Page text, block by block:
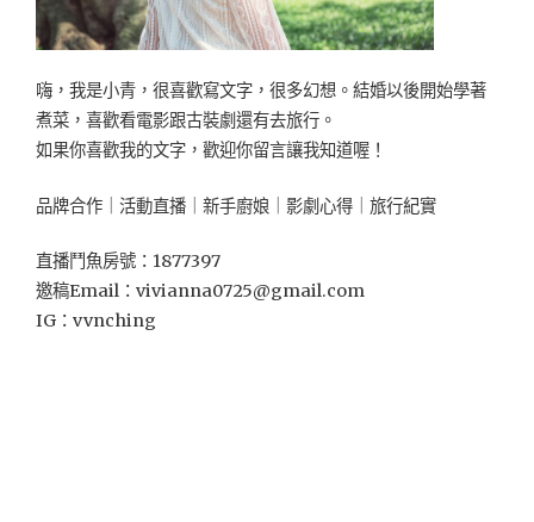
嗨，我是小青，很喜歡寫文字，很多幻想。結婚以後開始學著
煮菜，喜歡看電影跟古裝劇還有去旅行。
如果你喜歡我的文字，歡迎你留言讓我知道喔！
品牌合作｜活動直播｜新手廚娘｜影劇心得｜旅行紀實
直播鬥魚房號：1877397
邀稿Email： vivianna0725@gmail.com
IG：vvnching